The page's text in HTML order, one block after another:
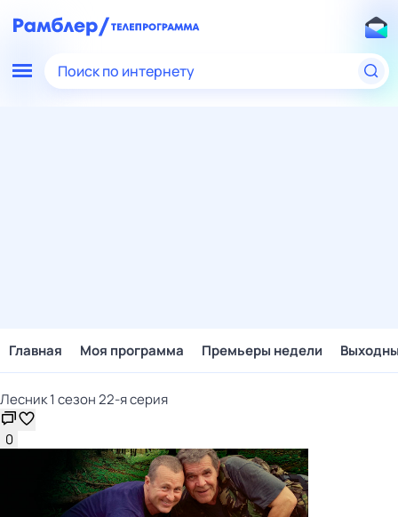
Поиск по интернету
Главная Моя программа Премьеры недели
Лесник 1 сезон 22-я серия
0